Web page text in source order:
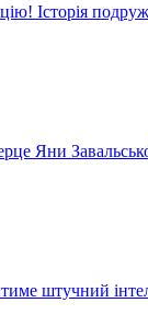
Історія
Яни
штучний